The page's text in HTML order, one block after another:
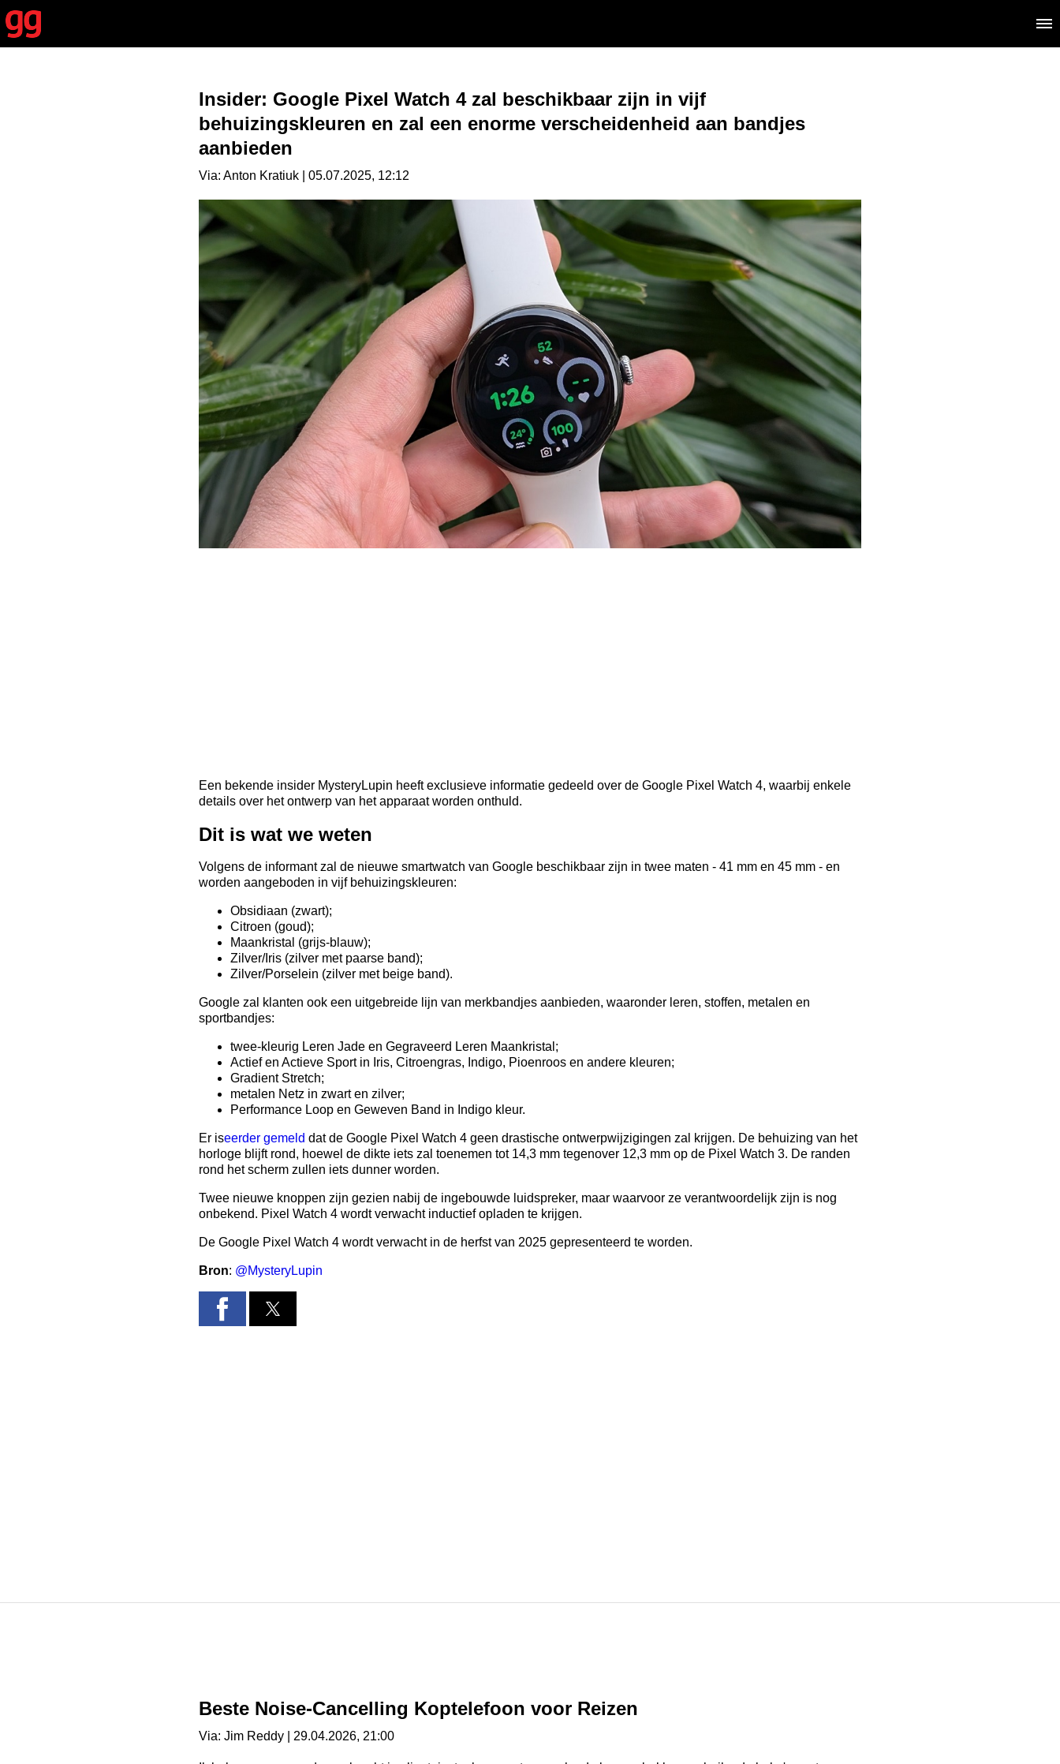
Insider: Google Pixel Watch 4 zal beschikbaar zijn in vijf
behuizingskleuren en zal een enorme verscheidenheid aan bandjes
aanbieden
Via: Anton Kratiuk | 05.07.2025, 12:12
Een bekende insider MysteryLupin heeft exclusieve informatie gedeeld over de Google Pixel Watch 4, waarbij enkele
details over het ontwerp van het apparaat worden onthuld.
Dit is wat we weten
Volgens de informant zal de nieuwe smartwatch van Google beschikbaar zijn in twee maten - 41 mm en 45 mm - en
worden aangeboden in vijf behuizingskleuren:
Obsidiaan (zwart);
Citroen (goud);
Maankristal (grijs-blauw);
Zilver/Iris (zilver met paarse band);
Zilver/Porselein (zilver met beige band).
Google zal klanten ook een uitgebreide lijn van merkbandjes aanbieden, waaronder leren, stoffen, metalen en
sportbandjes:
twee-kleurig Leren Jade en Gegraveerd Leren Maankristal;
Actief en Actieve Sport in Iris, Citroengras, Indigo, Pioenroos en andere kleuren;
Gradient Stretch;
metalen Netz in zwart en zilver;
Performance Loop en Geweven Band in Indigo kleur.
Er iseerder gemeld dat de Google Pixel Watch 4 geen drastische ontwerpwijzigingen zal krijgen. De behuizing van het
horloge blijft rond, hoewel de dikte iets zal toenemen tot 14,3 mm tegenover 12,3 mm op de Pixel Watch 3. De randen
rond het scherm zullen iets dunner worden.
Twee nieuwe knoppen zijn gezien nabij de ingebouwde luidspreker, maar waarvoor ze verantwoordelijk zijn is nog
onbekend. Pixel Watch 4 wordt verwacht inductief opladen te krijgen.
De Google Pixel Watch 4 wordt verwacht in de herfst van 2025 gepresenteerd te worden.
Bron: @MysteryLupin